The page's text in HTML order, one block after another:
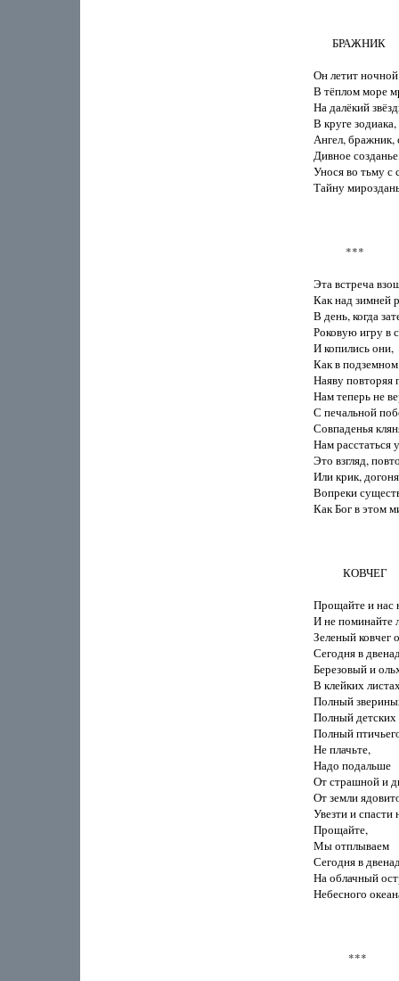
       БРАЖНИК
Он летит
В тёплом море
На далёкий
В круге зодиака,
Ангел, бражник,
Дивное
Унося во тьму с
Тайну
            ***
Эта встреча
Как над зимней
В день, когда
Роковую игру в
И копились они,
Как в
Наяву повторяя
Нам теперь не
С печальной
Совпаденья
Нам расстаться
Это взгляд,
Или крик,
Вопреки
Как Бог в этом
           КОВЧЕГ
Прощайте и нас
И не поминайте
Зеленый ковчег
Сегодня в
Березовый и
В клейких
Полный
Полный детских
Полный
Не плачьте,
Надо подальше
От страшной и
От земли
Увезти и спасти
Прощайте,
Мы отплываем
Сегодня в
На облачный
Небесного
             ***